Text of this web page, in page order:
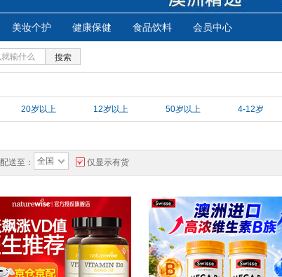
美妆个护 健康保健 食品饮料 会员中心
搜索
20岁以上 12岁以上 50岁以上 4-12岁
配送至： 全国 仅显示有货